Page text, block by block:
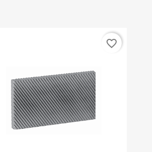
favorite_border